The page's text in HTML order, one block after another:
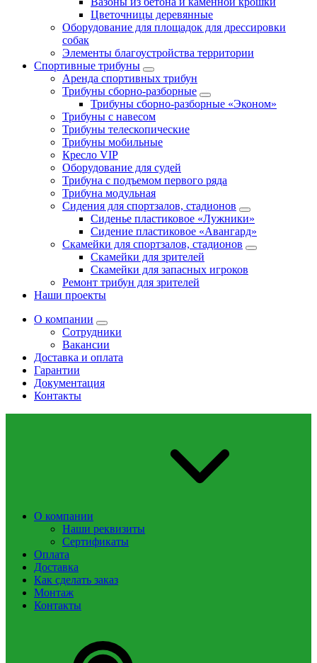
Цветочницы деревянные
Оборудование для площадок для дрессировки
собак
Элементы благоустройства территории
Спортивные трибуны
Аренда спортивных трибун
Трибуны сборно-разборные
Трибуны сборно-разборные «Эконом»
Трибуны с навесом
Трибуны телескопические
Трибуны мобильные
Кресло VIP
Оборудование для судей
Трибуна с подъемом первого ряда
Трибуна модульная
Сидения для спортзалов, стадионов
Сиденье пластиковое «Лужники»
Сидение пластиковое «Авангард»
Скамейки для спортзалов, стадионов
Скамейки для зрителей
Скамейки для запасных игроков
Ремонт трибун для зрителей
Наши проекты
О компании
Сотрудники
Вакансии
Доставка и оплата
Гарантии
Документация
Контакты
О компании
Наши реквизиты
Сертификаты
Оплата
Доставка
Как сделать заказ
Монтаж
Контакты